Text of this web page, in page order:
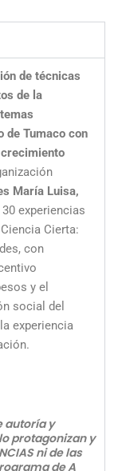
de técnicas
de la
de Tumaco con
María Luisa,
experiencias
Cierta:
con
y el
social del
experiencia
autoría y
protagonizan y
ni de las
de A